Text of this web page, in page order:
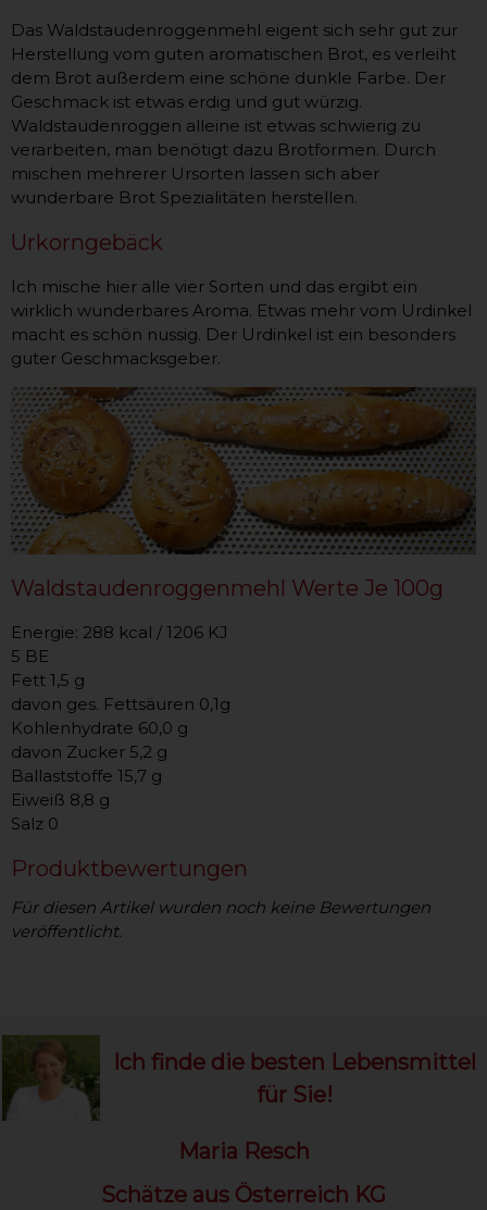
Das Waldstaudenroggenmehl eigent sich sehr gut zur
Herstellung vom guten aromatischen Brot, es verleiht
dem Brot außerdem eine schöne dunkle Farbe. Der
Geschmack ist etwas erdig und gut würzig.
Waldstaudenroggen alleine ist etwas schwierig zu
verarbeiten, man benötigt dazu Brotformen. Durch
mischen mehrerer Ursorten lassen sich aber
wunderbare Brot Spezialitäten herstellen.
Urkorngebäck
Ich mische hier alle vier Sorten und das ergibt ein
wirklich wunderbares Aroma. Etwas mehr vom Urdinkel
macht es schön nussig. Der Urdinkel ist ein besonders
guter Geschmacksgeber.
Waldstaudenroggenmehl Werte Je 100g
Energie: 288 kcal / 1206 KJ
5 BE
Fett 1,5 g
davon ges. Fettsäuren 0,1g
Kohlenhydrate 60,0 g
davon Zucker 5,2 g
Ballaststoffe 15,7 g
Eiweiß 8,8 g
Salz 0
Produktbewertungen
Für diesen Artikel wurden noch keine Bewertungen
veröffentlicht.
Ich finde die besten Lebensmittel
für Sie!
Maria Resch
Schätze aus Österreich KG